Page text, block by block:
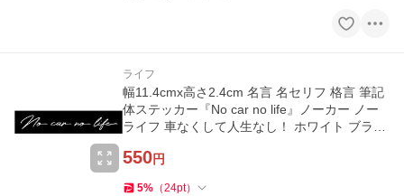
ライフ
幅11.4cmx高さ2.4cm 名言 名セリフ 格言 筆記
体ステッカー『No car no life』ノーカー ノー
ライフ 車なくして人生なし！ ホワイト ブラッ
550円
5% （24pt）